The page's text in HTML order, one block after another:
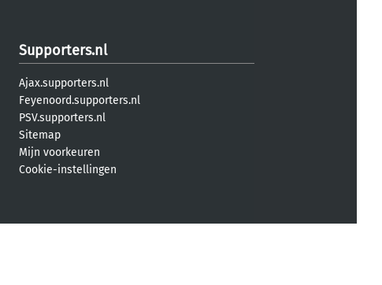
Supporters.nl
Ajax.supporters.nl
Feyenoord.supporters.nl
PSV.supporters.nl
Sitemap
Mijn voorkeuren
Cookie-instellingen